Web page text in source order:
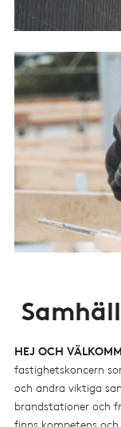
HEJ OCH
fastighetskoncern
och andra viktiga
brandstationer och
finns kompetens